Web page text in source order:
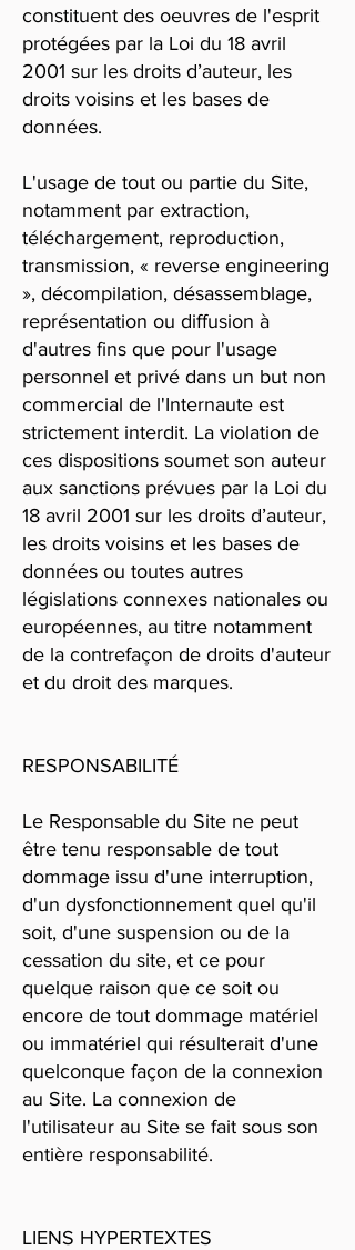
constituent des oeuvres de l'esprit
protégées par la Loi du 18 avril
2001 sur les droits d’auteur, les
droits voisins et les bases de
données.
L'usage de tout ou partie du Site,
notamment par extraction,
téléchargement, reproduction,
transmission, « reverse engineering
», décompilation, désassemblage,
représentation ou diffusion à
d'autres fins que pour l'usage
personnel et privé dans un but non
commercial de l'Internaute est
strictement interdit. La violation de
ces dispositions soumet son auteur
aux sanctions prévues par la Loi du
18 avril 2001 sur les droits d’auteur,
les droits voisins et les bases de
données ou toutes autres
législations connexes nationales ou
européennes, au titre notamment
de la contrefaçon de droits d'auteur
et du droit des marques.
RESPONSABILITÉ
Le Responsable du Site ne peut
être tenu responsable de tout
dommage issu d'une interruption,
d'un dysfonctionnement quel qu'il
soit, d'une suspension ou de la
cessation du site, et ce pour
quelque raison que ce soit ou
encore de tout dommage matériel
ou immatériel qui résulterait d'une
quelconque façon de la connexion
au Site. La connexion de
l'utilisateur au Site se fait sous son
entière responsabilité.
LIENS HYPERTEXTES